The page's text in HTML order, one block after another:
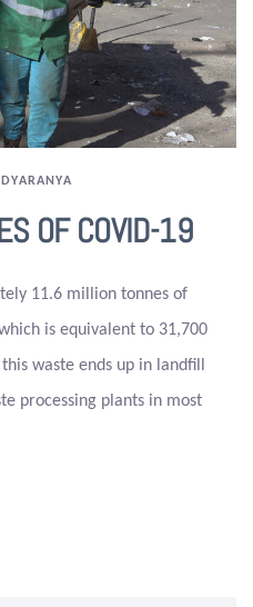
OF COVID-19
11.6 million tonnes of
is equivalent to 31,700
waste ends up in landfill
processing plants in most